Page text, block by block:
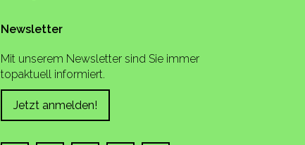
Newsletter
Mit unserem Newsletter sind Sie immer
topaktuell informiert.
Jetzt anmelden!